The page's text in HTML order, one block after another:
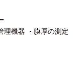
理機器 ・膜厚の測定